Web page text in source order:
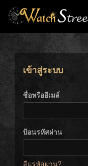
เข้าสู่ระบบ
ชื่อหรืออีเมล์
ป้อนรหัสผ่าน
ลืมรหัสผ่าน?